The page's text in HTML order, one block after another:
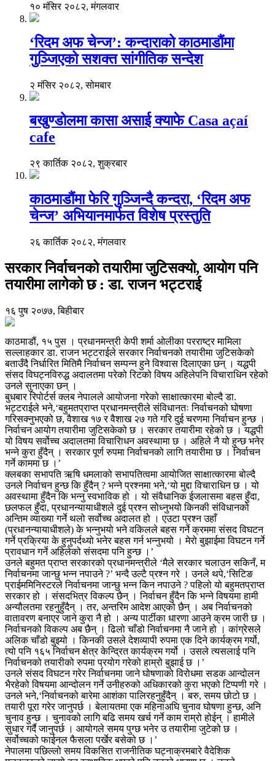
१० मंसिर २०८२, मंगलवार
‘रिदम अफ चेन्ज’: कन्दाराको काठमाडौंमा
गुञ्जिएको सशक्त सांगीतिक सन्देश
२ मंसिर २०८२, सोमबार
बखुण्डोलमा कासा असाई क्याफे Casa açaí
cafe
२९ कार्तिक २०८२, शुक्रबार
काठमाडौंमा फेरि गुञ्जिन्दै कन्दरा, ‘रिदम अफ
चेन्ज’ अभियानमार्फत विशेष प्रस्तुति
२६ कार्तिक २०८२, मंगलवार
सरकार निर्वाचनको तयारीमा जुटिसक्यो, आयोग पनि
तयारीमा लागेको छ : डा. राजन भट्टराई
१६ पुष २०७७, बिहीबार
काठमाडौं, १५ पुस । प्रधानमन्त्री केपी शर्मा ओलीका परराष्ट्र मामिला
सल्लाहकार डा. राजन भट्टराईले सरकार निर्वाचनको तयारीमा जुटिसकेको
बताउँदै निर्धारित मितिमै निर्वाचन सम्पन्न हुने विश्वास दिलाएका छन् । यद्धपी
संसद विघट्नविरुद्ध अदालतमा परेको रिटको विषय अहिलेपनि विचाराधिन रहेको
उनले सुनाएका छन् ।
बुधबार रिपोर्टर्स क्लब नेपालले आयोजना गरेको साक्षात्कारमा बोल्दै डा.
भट्टराईले भने,‘बहुमतप्राप्त प्रधानमन्त्रीले संविधानतः निर्वाचनको घोषणा
गरिसक्नुभएको छ, वैशाख १७ र वैशाख २७ गते गरि दुई चरणमा निर्वाचन हुन्छ ।
निर्वाचन आयोग तयारीमा जुटिसकेको छ । सरकार तयारीमा रहेको छ । यद्धपी
यो विषय सर्वोच्च अदालतमा विचारािधन अवस्थामा छ । अहिले नै यो हुन्छ भनेर
भन्ने कुरा हुँदैन् । सरकार पूर्ण रुपमा निर्वाचनको लागि तयारीमा छ । निर्वाचन
गर्ने काममा छ ।’
क्लबका सभापति ऋषि धमलाको सभापतित्वमा आयोजित साक्षात्कारमा बोल्दै
उनले निर्वाचन हुन्छ कि हुँदैन् ? भन्ने प्रश्नमा भने,‘यो मुद्दा विचाराधिन छ । यो
अवस्थामा हुँदैन कि भन्नु स्वभाविक हो । यो संवैधानिक ईजलासमा बहस हुँदा,
छलफल हुँदा, प्रधानन्यायाधीशले दुई प्रश्न सोध्नुभयो किनकी संविधानको
अन्तिम व्याख्या गर्ने थलो सर्वोच्च अदालत हो । एउटा प्रश्न उहाँ
(प्रधानन्यायाधीशले) के भन्नुभयो भने वकिलले बहस गर्ने क्रममा संसद विघटन
गर्ने प्रक्रिया के हुनुपर्दथ्यो भनेर बहस गर्न भन्नुभयो । मेरो बुझाईमा विघटन गर्ने
प्रावधान गर्ने अहिलेको संसदमा पनि हुन्छ ।’
उनले बहुमत प्राप्त सरकारको प्रधानमन्त्रीले ‘मैले सरकार चलाउन सकिनँ, म
निर्वाचनमा जान्छु भन्न नपाउने ?’ भन्दै उल्टै प्रश्न गरे । उनले थपे,‘सिटिङ
प्राईममिनिस्टरले निर्वाचनमा जान्छु भन्न किन नपाउने ? पहिलो यो बहुमतप्राप्त
सरकार हो । संसदभित्र विकल्प छैन् । निर्वाचन हुँदैन कि भन्ने विषयमा हामी
अन्यौलतमा रहनुहुँदैन् । तर, अन्तरिम आदेश आएको छैन् । अब निर्वाचनको
वातावरण बनाएर जाने कुरा नै हो । अन्य पार्टीका धारणा आउने क्रम जारी छ ।
निर्वाचनको विकल्प अब छैन् । ढिलो चाँडो निर्वाचनमा नै जाने हो । कांग्रेसले
अलिक चाँडो बुझ्यो । किनकी उसले देशव्यापी रुपमा एक दिने कार्यक्रम गर्यो,
त्यो पनि १६५ निर्वाचन क्षेत्र केन्द्रित कार्यक्रम गर्यो । उसले त्यसलाई पनि
निर्वाचनको तयारीको रुपमा प्रयोग गरेको हाम्रो बुझाई छ ।’
उनले संसद विघटन गरेर निर्वाचनमा जाने घोषणाको विरोधमा सडक आन्दोलन
भैरहेको विषयमा आन्दोलन गर्ने उनीहरुको अधिकारको कुरा भएको टिप्पणी गरे ।
उनले भने,‘निर्वाचनको बारेमा आशंका पालिरहनुहुँदैन् । बरु, समय छोटो छ ।
तयारी पूरा गरेर जानुपर्छ । बेलायतमा एक महिनाअघि चुनाव घोषणा हुन्छ, अनि
चुनाव हुन्छ । चुनावको लागि बढि समय खर्च गर्ने काम राम्रो होईन् । हामीले
सुधार गर्दै जानुपर्छ । आयोगले समय पुग्छ भनेर उ तयारीमा जुटेको छ ।
सर्वोच्चको फाईनल फैसला पर्खेर बसेको छ ।’
नेपालमा पछिल्लो समय विकसित राजनीतिक घट्नाक्रमबारे वैदेशिक